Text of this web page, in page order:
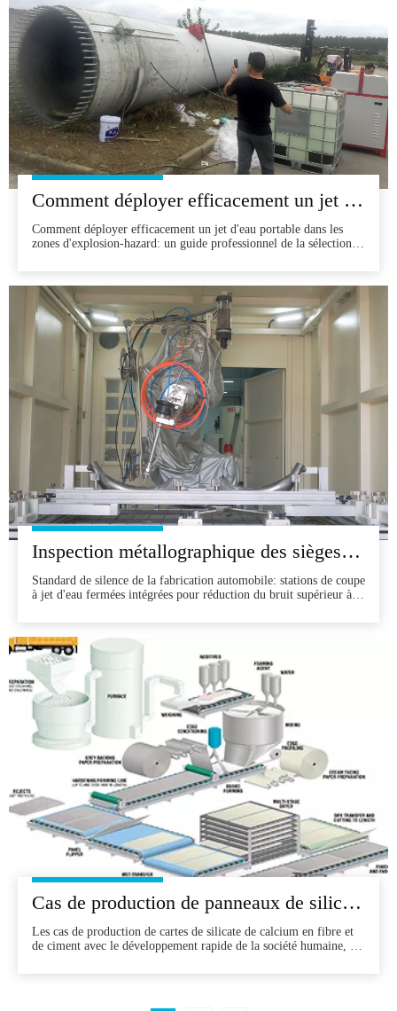
Comment déployer efficacement un jet d'eau portable dans les zones d'explosion-hazard: un guide professionnel de la sélection à l'opération
Comment déployer efficacement un jet d'eau portable dans les
zones d'explosion-hazard: un guide professionnel de la sélection
chaleur sont strictement interdits - la coupe de jet d'eau portable
offre une alternative sûre et de coupe froide. Il prod
Inspection métallographique des sièges d'auto, solutions de conteneurs, espace indépendant pour réduire efficacement le bruit
Standard de silence de la fabrication automobile: stations de coupe
à jet d'eau fermées intégrées pour réduction du bruit supérieur à
précision de plus en plus
Cas de production de panneaux de silicate de calcium en fibres et de coupe à jet d'eau de la planche de ciment
Les cas de production de cartes de silicate de calcium en fibre et
de ciment avec le développement rapide de la société humaine, les